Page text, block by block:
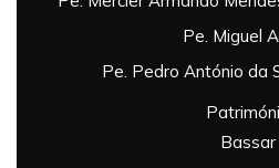
Pe. Miguel
Pe. Pedro António da
Bassar